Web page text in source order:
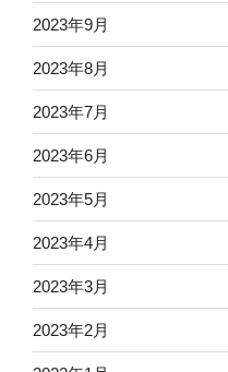
2023年9月
2023年8月
2023年7月
2023年6月
2023年5月
2023年4月
2023年3月
2023年2月